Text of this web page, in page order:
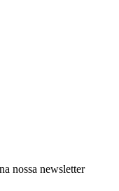
nossa newsletter